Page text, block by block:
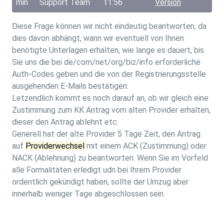
min
Support Team
11:56
Version
Diese Frage können wir nicht eindeutig beantworten, da
dies davon abhängt, wann wir eventuell von Ihnen
benötigte Unterlagen erhalten, wie lange es dauert, bis
Sie uns die bei de/com/net/org/biz/info erforderliche
Auth-Codes geben und die von der Registrierungsstelle
ausgehenden E-Mails bestätigen.
Letzendlich kommt es noch darauf an, ob wir gleich eine
Zustimmung zum KK Antrag vom alten Provider erhalten,
dieser den Antrag ablehnt etc.
Generell hat der alte Provider 5 Tage Zeit, den Antrag
auf Providerwechsel mit einem ACK (Zustimmung) oder
NACK (Ablehnung) zu beantworten. Wenn Sie im Vorfeld
alle Formalitäten erledigt udn bei Ihrem Provider
ordentlich gekündigt haben, sollte der Umzug aber
innerhalb weniger Tage abgeschlossen sein.